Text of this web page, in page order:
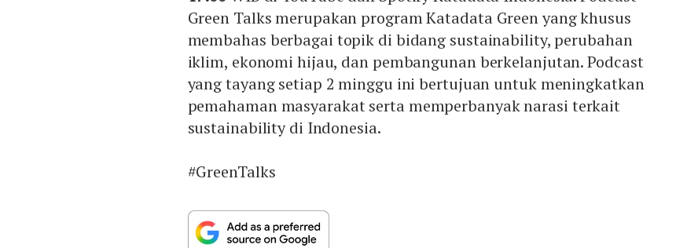
Green Talks merupakan program Katadata Green yang khusus
membahas berbagai topik di bidang sustainability, perubahan
iklim, ekonomi hijau, dan pembangunan berkelanjutan. Podcast
yang tayang setiap 2 minggu ini bertujuan untuk meningkatkan
pemahaman masyarakat serta memperbanyak narasi terkait
sustainability di Indonesia.
#GreenTalks